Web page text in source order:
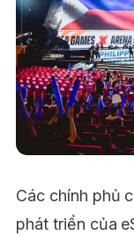
Các chính phủ
phát triển của